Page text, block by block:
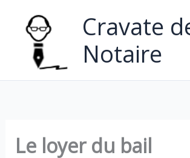
contenu
Cravate
Notaire
Le loyer du bail